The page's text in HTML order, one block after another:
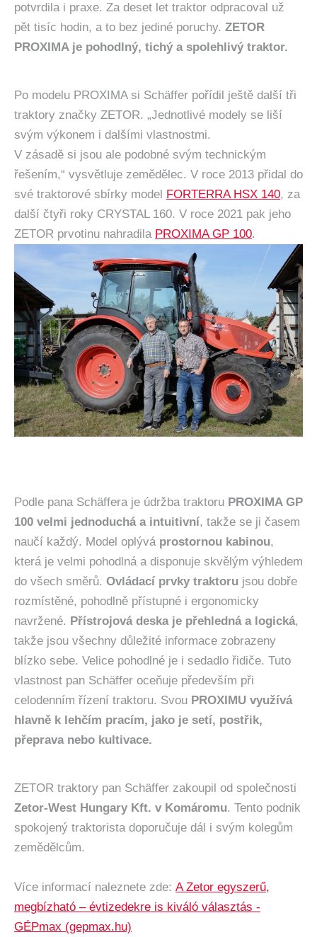
potvrdila i praxe. Za deset let traktor odpracoval už
pět tisíc hodin, a to bez jediné poruchy. ZETOR
PROXIMA je pohodlný, tichý a spolehlivý traktor.
Po modelu PROXIMA si Schäffer pořídil ještě další tři
traktory značky ZETOR. „Jednotlivé modely se liší
svým výkonem i dalšími vlastnostmi.
V zásadě si jsou ale podobné svým technickým
řešením,“ vysvětluje zemědělec. V roce 2013 přidal do
své traktorové sbírky model
FORTERRA HSX 140, za
další čtyři roky CRYSTAL 160. V roce 2021 pak jeho
ZETOR prvotinu nahradila PROXIMA GP 100.
Podle pana Schäffera je údržba traktoru PROXIMA GP
100 velmi jednoduchá a intuitivní, takže se ji časem
naučí každý. Model oplývá prostornou kabinou,
která je velmi pohodlná a disponuje skvělým výhledem
do všech směrů. Ovládací prvky traktoru jsou dobře
rozmístěné, pohodlně přístupné i ergonomicky
navržené. Přístrojová deska je přehledná a logická,
takže jsou všechny důležité informace zobrazeny
blízko sebe. Velice pohodlné je i sedadlo řidiče. Tuto
vlastnost pan Schäffer oceňuje především při
celodenním řízení traktoru. Svou PROXIMU využívá
hlavně k lehčím pracím, jako je setí, postřik,
přeprava nebo kultivace.
ZETOR traktory pan Schäffer zakoupil od společnosti
Zetor-West Hungary Kft. v Komáromu. Tento podnik
spokojený traktorista doporučuje dál i svým kolegům
zemědělcům.
Více informací naleznete zde: A Zetor egyszerű,
megbízható – évtizedekre is kiváló választás -
GÉPmax (gepmax.hu)